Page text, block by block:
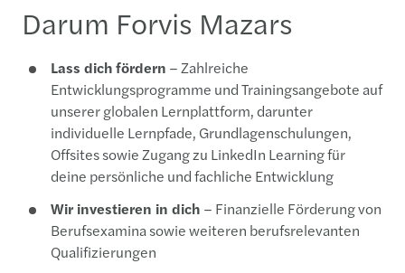
Darum Forvis Mazars
Lass dich fördern – Zahlreiche
Entwicklungsprogramme und Trainingsangebote auf
unserer globalen Lernplattform, darunter
individuelle Lernpfade, Grundlagenschulungen,
Offsites sowie Zugang zu LinkedIn Learning für
deine persönliche und fachliche Entwicklung
Wir investieren in dich – Finanzielle Förderung von
Berufsexamina sowie weiteren berufsrelevanten
Qualifizierungen